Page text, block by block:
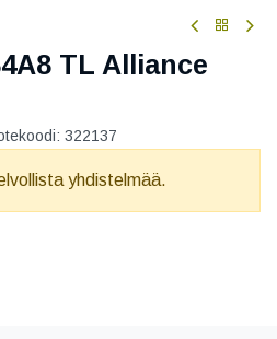
TL Alliance
322137
yhdistelmää.